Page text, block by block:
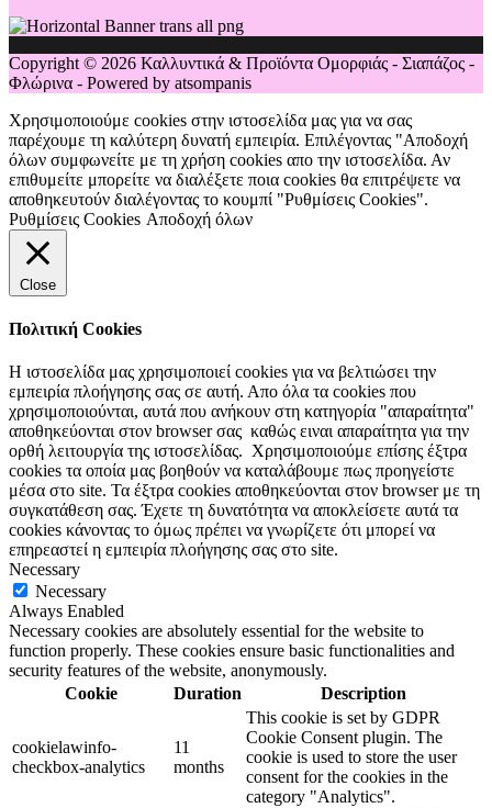
Copyright © 2026 Καλλυντικά & Προϊόντα Ομορφιάς - Σιαπάζος -
Φλώρινα - Powered by atsompanis
Χρησιμοποιούμε cookies στην ιστοσελίδα μας για να σας
παρέχουμε τη καλύτερη δυνατή εμπειρία. Επιλέγοντας "Αποδοχή
όλων συμφωνείτε με τη χρήση cookies απο την ιστοσελίδα. Αν
επιθυμείτε μπορείτε να διαλέξετε ποια cookies θα επιτρέψετε να
αποθηκευτούν διαλέγοντας το κουμπί "Ρυθμίσεις Cookies".
Ρυθμίσεις Cookies Αποδοχή όλων
Close
Πολιτική Cookies
Η ιστοσελίδα μας χρησιμοποιεί cookies για να βελτιώσει την
εμπειρία πλοήγησης σας σε αυτή. Απο όλα τα cookies που
χρησιμοποιούνται, αυτά που ανήκουν στη κατηγορία "απαραίτητα"
αποθηκεύονται στον browser σας καθώς ειναι απαραίτητα για την
ορθή λειτουργία της ιστοσελίδας. Χρησιμοποιούμε επίσης έξτρα
cookies τα οποία μας βοηθούν να καταλάβουμε πως προηγείστε
μέσα στο site. Τα έξτρα cookies αποθηκεύονται στον browser με τη
συγκατάθεση σας. Έχετε τη δυνατότητα να αποκλείσετε αυτά τα
cookies κάνοντας το όμως πρέπει να γνωρίζετε ότι μπορεί να
επηρεαστεί η εμπειρία πλοήγησης σας στο site.
Necessary
Necessary
Always Enabled
Necessary cookies are absolutely essential for the website to
function properly. These cookies ensure basic functionalities and
security features of the website, anonymously.
Cookie
Duration Description
cookielawinfo-
checkbox-analytics
11
months
This cookie is set by GDPR
Cookie Consent plugin. The
cookie is used to store the user
consent for the cookies in the
category "Analytics".